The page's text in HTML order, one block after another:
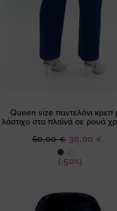
Queen size παντελόνι κρεπ
λάστιχο στα πλαϊνά σε ρουά
(-50%)
Ειδική
30,00 €
60,00 €